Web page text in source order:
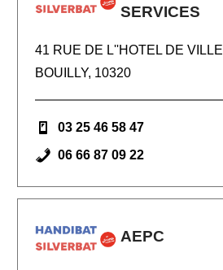
SERVICES
41 RUE DE L''HOTEL DE VILLE
BOUILLY, 10320
03 25 46 58 47
06 66 87 09 22
AEPC